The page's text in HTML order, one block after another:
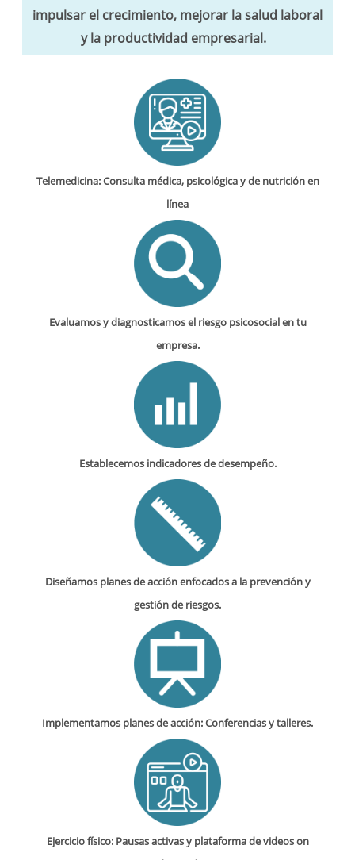
impulsar el crecimiento, mejorar la salud laboral
y la productividad empresarial.
Telemedicina: Consulta médica, psicológica y de nutrición en
línea
Evaluamos y diagnosticamos el riesgo psicosocial en tu
empresa.
Establecemos indicadores de desempeño.
Diseñamos planes de acción enfocados a la prevención y
gestión de riesgos.
Implementamos planes de acción: Conferencias y talleres.
Ejercicio físico: Pausas activas y plataforma de videos on